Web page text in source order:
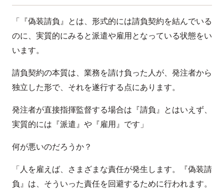
「『偽装請負』とは、形式的には請負契約を結んでいる
のに、実質的にみると派遣や雇用となっている状態をい
います。
請負契約の本質は、業務を請け負った人が、発注者から
独立した形で、それを遂行する点にあります。
発注者が直接指揮監督する場合は『請負』とはいえず、
実質的には『派遣』や『雇用』です」
何が悪いのだろうか？
「人を雇えば、さまざまな責任が発生します。『偽装請
負』は、そういった責任を回避するために行われます。